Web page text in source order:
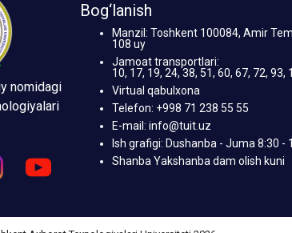
nomidagi
Bog‘lanish
Manzil: Toshkent 100084, Amir
108 uy
Jamoat transportlari:
10, 17, 19, 24, 38, 51, 60, 67, 72, 93,
Virtual qabulxona
Telefon: +998 71 238 55 55
E-mail: info@tuit.uz
Ish grafigi: Dushanba - Juma 8:30 -
Shanba Yakshanba dam olish kuni